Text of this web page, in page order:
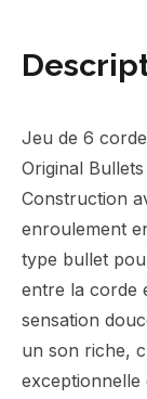
Jeu de 6
Original
Construction
enroulement
type bullet
entre la corde
sensation
un son riche,
exceptionnelle